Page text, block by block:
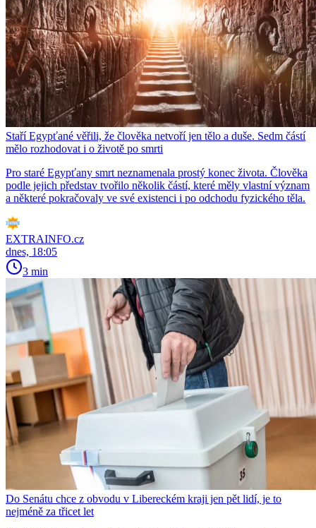
Staří Egypťané věřili, že člověka netvoří jen tělo a duše. Sedm částí
mělo rozhodovat i o životě po smrti
Pro staré Egypťany smrt neznamenala prostý konec života. Člověka
podle jejich představ tvořilo několik částí, které měly vlastní význam
a některé pokračovaly ve své existenci i po odchodu fyzického těla.
EXTRAINFO.cz
dnes, 18:05
3 min
Do Senátu chce z obvodu v Libereckém kraji jen pět lidí, je to
nejméně za třicet let